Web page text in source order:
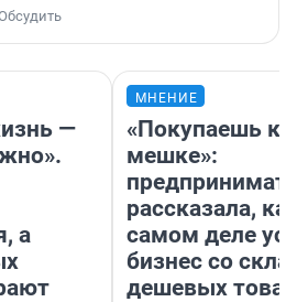
—
а
МНЕНИЕ
«Покупаешь
мешке»:
рассказала,
самом деле
бизнес со
дешевых